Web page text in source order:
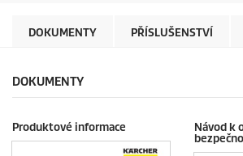
eDOKUMENTY PŘÍSLUŠENSTVÍ
DOKUMENTY
Produktové informace
Návod k